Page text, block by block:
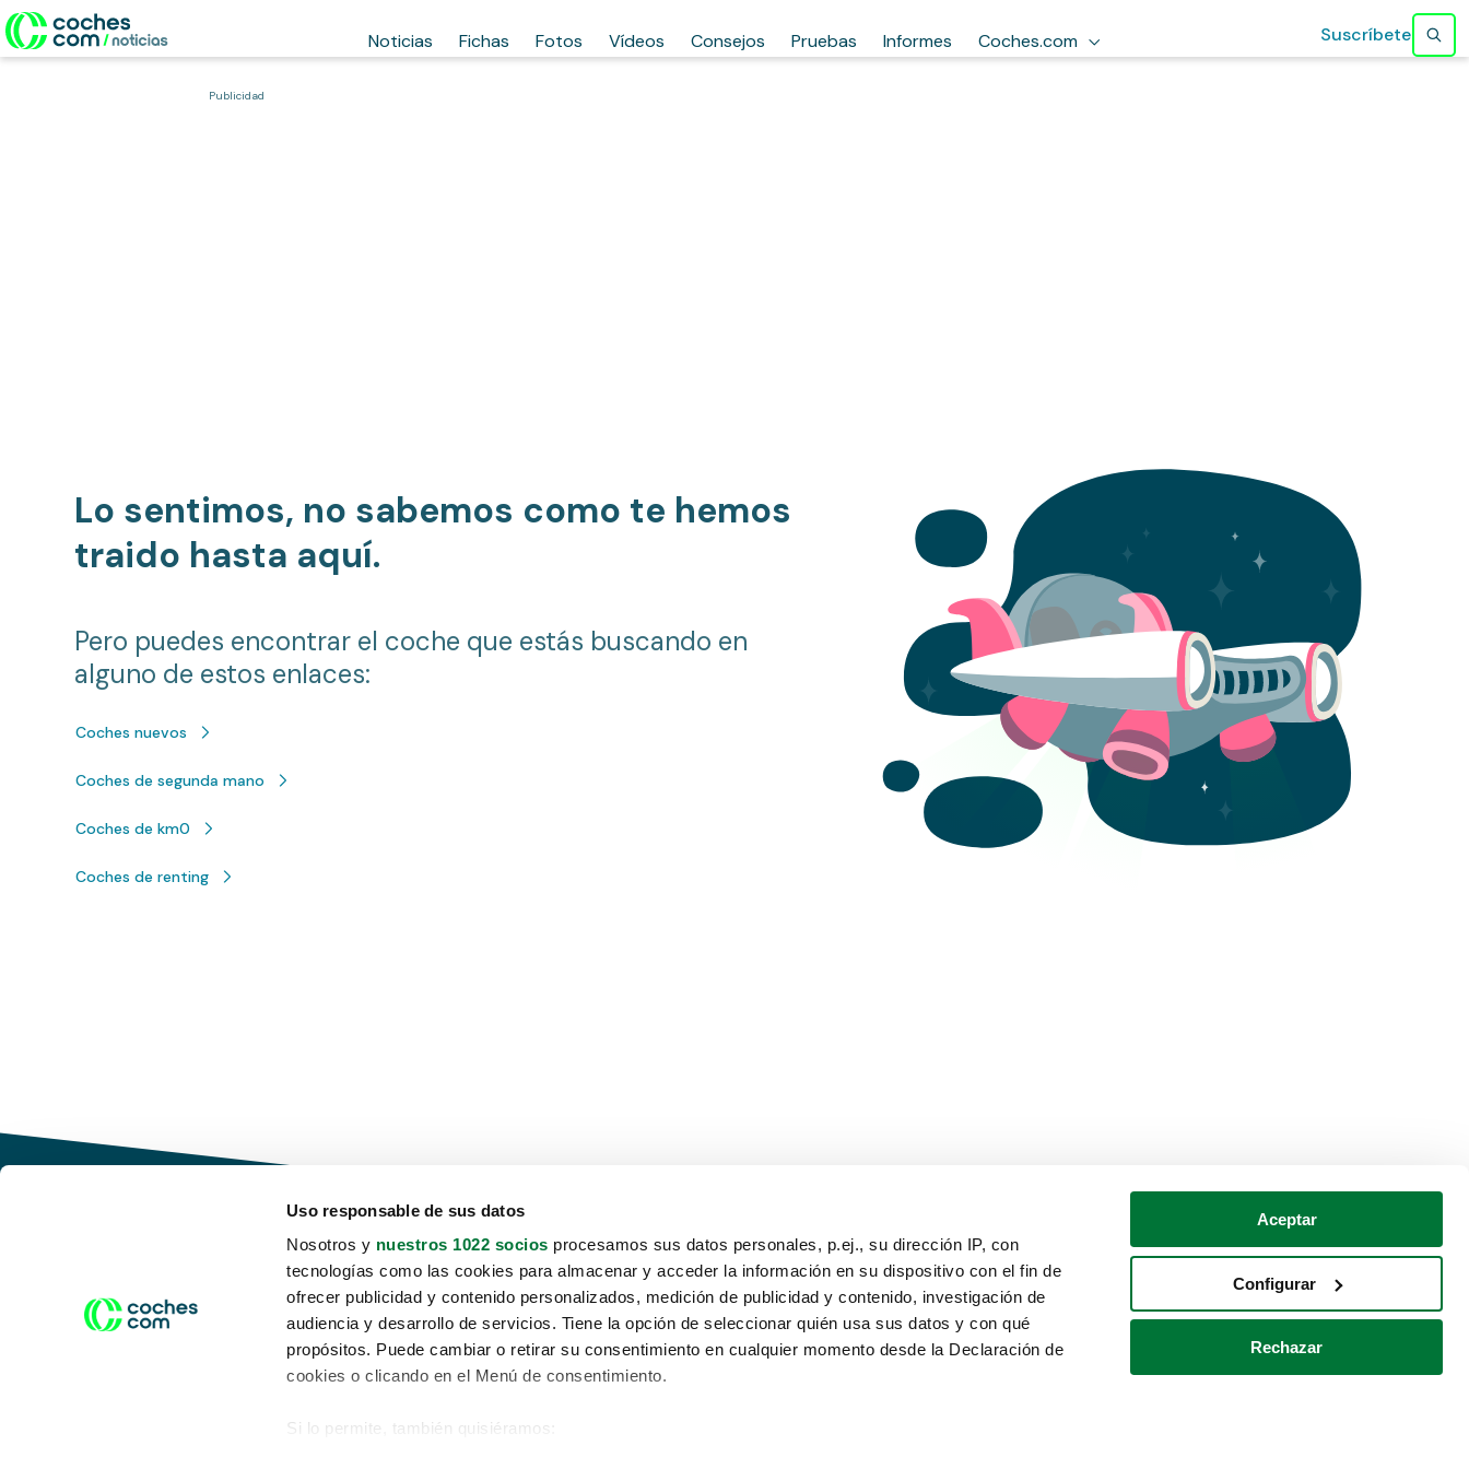
Uso responsable de sus datos
Nosotros y nuestros 1022 socios procesamos sus datos personales, p.ej., su dirección IP, con
tecnologías como las cookies para almacenar y acceder la información en su dispositivo con el fin de
ofrecer publicidad y contenido personalizados, medición de publicidad y contenido, investigación de
audiencia y desarrollo de servicios. Tiene la opción de seleccionar quién usa sus datos y con qué
propósitos. Puede cambiar o retirar su consentimiento en cualquier momento desde la Declaración de
cookies o clicando en el Menú de consentimiento.
Si lo permite, también quisiéramos:
Aceptar
Configurar
Rechazar
Noticias Fichas Fotos Vídeos Consejos Pruebas Informes Coches.com Suscríbete
Publicidad
Lo sentimos, no sabemos como te hemos
traido hasta aquí.
Pero puedes encontrar el coche que estás buscando en
alguno de estos enlaces:
Coches nuevos
Coches de segunda mano
Coches de km0
Coches de renting
Conduce tu futuro,
desata tu movilidad